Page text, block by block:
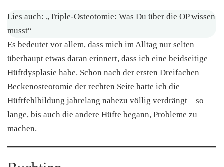
Lies auch: „Triple-Osteotomie: Was Du über die OP wissen
musst“
Es bedeutet vor allem, dass mich im Alltag nur selten
überhaupt etwas daran erinnert, dass ich eine beidseitige
Hüftdysplasie habe. Schon nach der ersten Dreifachen
Beckenosteotomie der rechten Seite hatte ich die
Hüftfehlbildung jahrelang nahezu völlig verdrängt – so
lange, bis auch die andere Hüfte begann, Probleme zu
machen.